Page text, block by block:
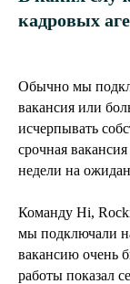
кадровых
Обычно мы
вакансия или
исчерпывать
срочная
недели на
Команду Hi,
мы подключали
вакансию очень
работы показал